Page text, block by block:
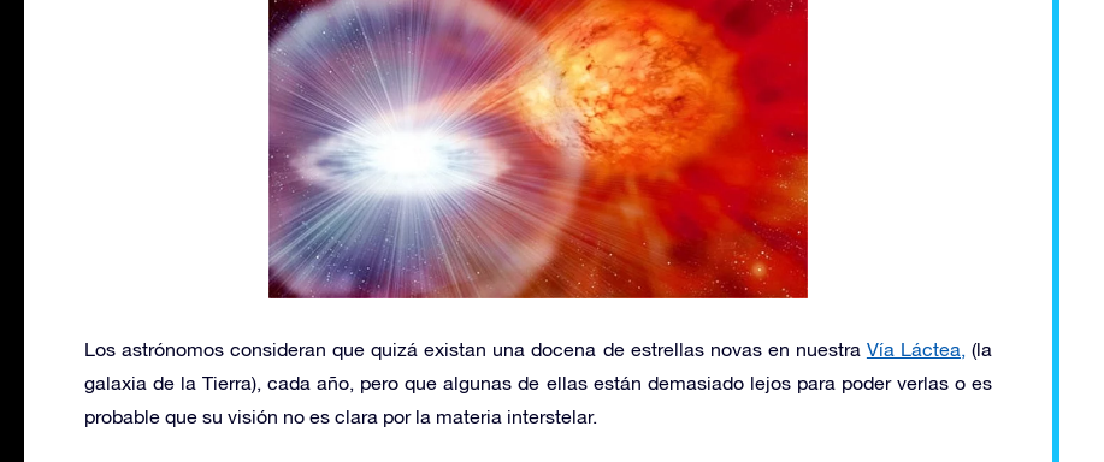
Los astrónomos consideran que quizá existan una docena de estrellas novas en nuestra Vía Láctea, (la
galaxia de la Tierra), cada año, pero que algunas de ellas están demasiado lejos para poder verlas o es
probable que su visión no es clara por la materia interstelar.